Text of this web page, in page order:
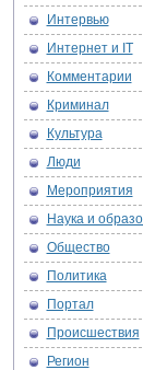
Интервью
Интернет и IT
Комментарии
Криминал
Культура
Люди
Мероприятия
Наука и
Общество
Политика
Портал
Происшествия
Регион